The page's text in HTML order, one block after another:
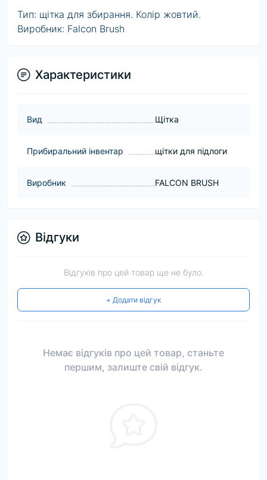
Тип: щітка для збирання. Колір жовтий.
Виробник: Falcon Brush
Характеристики
Вид Щітка
Прибиральний інвентар щітки для підлоги
Виробник FALCON BRUSH
Відгуки
Відгуків про цей товар ще не було.
+ Додати відгук
Немає відгуків про цей товар, станьте
першим, залиште свій відгук.